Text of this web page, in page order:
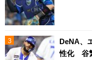
DeNA、
性化 谷